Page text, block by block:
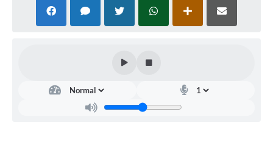
Legislação